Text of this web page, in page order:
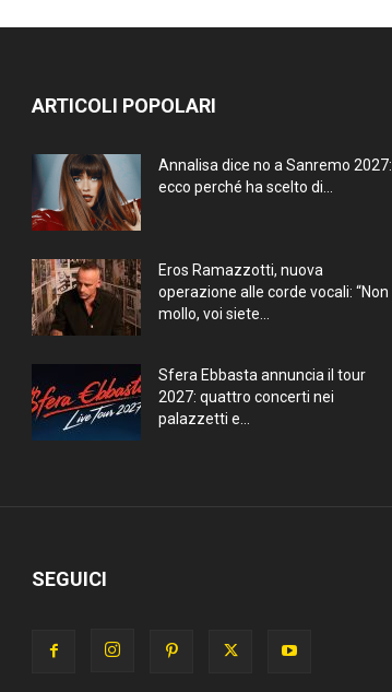
ARTICOLI POPOLARI
Annalisa dice no a Sanremo 2027:
ecco perché ha scelto di...
Eros Ramazzotti, nuova
operazione alle corde vocali: “Non
mollo, voi siete...
Sfera Ebbasta annuncia il tour
2027: quattro concerti nei
palazzetti e...
SEGUICI